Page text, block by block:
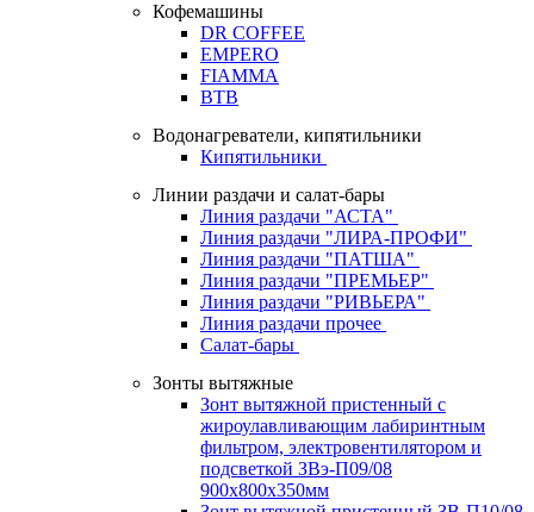
Кофемашины
DR COFFEE
EMPERO
FIAMMA
BTB
Водонагреватели, кипятильники
Кипятильники
Линии раздачи и салат-бары
Линия раздачи "АСТА"
Линия раздачи "ЛИРА-ПРОФИ"
Линия раздачи "ПАТША"
Линия раздачи "ПРЕМЬЕР"
Линия раздачи "РИВЬЕРА"
Линия раздачи прочее
Салат-бары
Зонты вытяжные
Зонт вытяжной пристенный с
жироулавливающим лабиринтным
фильтром, электровентилятором и
подсветкой ЗВэ-П09/08
900х800х350мм